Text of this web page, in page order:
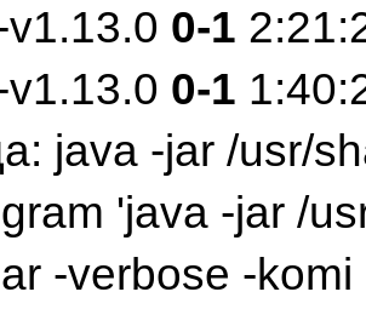
0-1
0-1
java -jar /usr/
'java -jar /
-verbose -